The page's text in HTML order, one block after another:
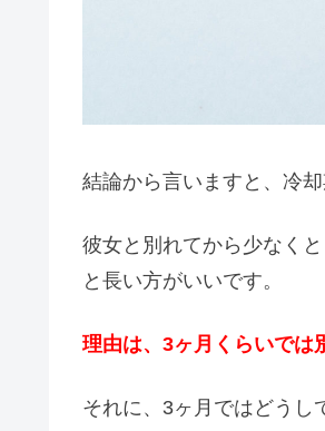
結論から言いますと、冷
彼女と別れてから少なく
と長い方がいいです。
理由は、3ヶ月くらいでは
それに、3ヶ月ではどうし